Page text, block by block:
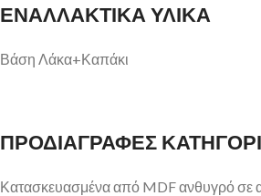
ΕΝΑΛΛΑΚΤΙΚΑ ΥΛΙΚΑ
Βάση Λάκα+Καπάκι
ΠΡΟΔΙΑΓΡΑΦΕΣ
Κατασκευασμένα από MDF ανθυγρό σε